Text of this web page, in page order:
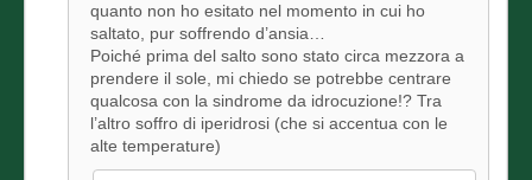
quanto non ho esitato nel momento in cui ho
saltato, pur soffrendo d’ansia…
Poiché prima del salto sono stato circa mezzora a
prendere il sole, mi chiedo se potrebbe centrare
qualcosa con la sindrome da idrocuzione!? Tra
l’altro soffro di iperidrosi (che si accentua con le
alte temperature)